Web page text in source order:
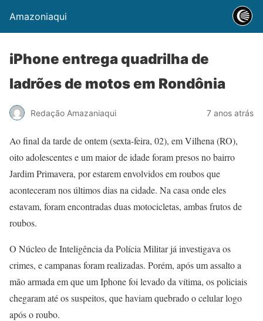
Amazoniaqui
iPhone entrega quadrilha de
ladrões de motos em Rondônia
Redação Amazaniaqui 7 anos atrás
Ao final da tarde de ontem (sexta-feira, 02), em Vilhena (RO),
oito adolescentes e um maior de idade foram presos no bairro
Jardim Primavera, por estarem envolvidos em roubos que
aconteceram nos últimos dias na cidade. Na casa onde eles
estavam, foram encontradas duas motocicletas, ambas frutos de
roubos.
O Núcleo de Inteligência da Polícia Militar já investigava os
crimes, e campanas foram realizadas. Porém, após um assalto a
mão armada em que um Iphone foi levado da vítima, os policiais
chegaram até os suspeitos, que haviam quebrado o celular logo
após o roubo.